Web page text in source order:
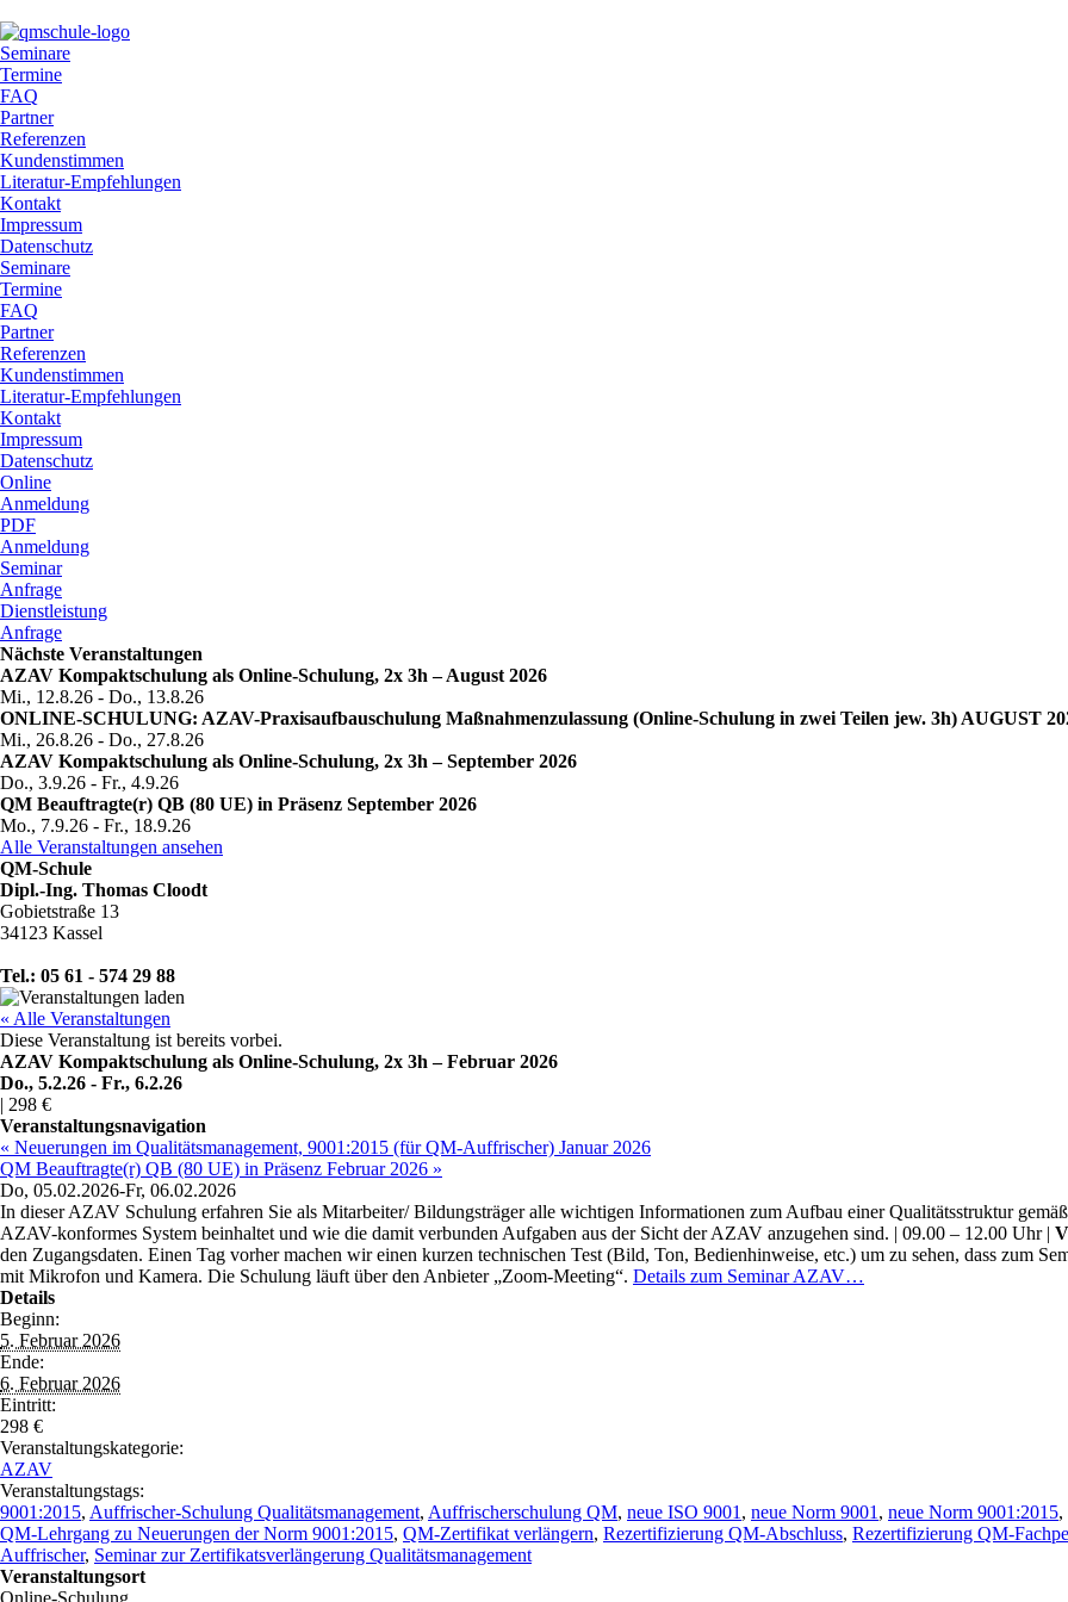
Seminare
Termine
FAQ
Partner
Referenzen
Kundenstimmen
Literatur-Empfehlungen
Kontakt
Impressum
Datenschutz
Seminare
Termine
FAQ
Partner
Referenzen
Kundenstimmen
Literatur-Empfehlungen
Kontakt
Impressum
Datenschutz
Online
Anmeldung
PDF
Anmeldung
Seminar
Anfrage
Dienstleistung
Anfrage
Nächste Veranstaltungen
AZAV Kompaktschulung als Online-Schulung, 2x 3h – August 2026
Mi., 12.8.26 - Do., 13.8.26
ONLINE-SCHULUNG: AZAV-Praxisaufbauschulung Maßnahmenzulassung (Online-Schulung in zwei Teilen jew. 3h) AUGUST
Mi., 26.8.26 - Do., 27.8.26
AZAV Kompaktschulung als Online-Schulung, 2x 3h – September 2026
Do., 3.9.26 - Fr., 4.9.26
QM Beauftragte(r) QB (80 UE) in Präsenz September 2026
Mo., 7.9.26 - Fr., 18.9.26
Alle Veranstaltungen ansehen
QM-Schule
Dipl.-Ing. Thomas Cloodt
Gobietstraße 13
34123 Kassel
Tel.: 05 61 - 574 29 88
« Alle Veranstaltungen
Diese Veranstaltung ist bereits vorbei.
AZAV Kompaktschulung als Online-Schulung, 2x 3h – Februar 2026
Do., 5.2.26 - Fr., 6.2.26
| 298 €
Veranstaltungsnavigation
« Neuerungen im Qualitätsmanagement, 9001:2015 (für QM-Auffrischer) Januar 2026
QM Beauftragte(r) QB (80 UE) in Präsenz Februar 2026 »
Do, 05.02.2026-Fr, 06.02.2026
In dieser AZAV Schulung erfahren Sie als Mitarbeiter/ Bildungsträger alle wichtigen Informationen zum Aufbau einer Qualitätsstruktur
AZAV-konformes System beinhaltet und wie die damit verbunden Aufgaben aus der Sicht der AZAV anzugehen sind. | 09.00 – 12.00 Uhr |
den Zugangsdaten. Einen Tag vorher machen wir einen kurzen technischen Test (Bild, Ton, Bedienhinweise, etc.) um zu sehen, dass zum
mit Mikrofon und Kamera. Die Schulung läuft über den Anbieter „Zoom-Meeting“. Details zum Seminar AZAV…
Details
Beginn:
5. Februar 2026
Ende:
6. Februar 2026
Eintritt:
298 €
Veranstaltungskategorie:
AZAV
Veranstaltungstags:
9001:2015, Auffrischer-Schulung Qualitätsmanagement, Auffrischerschulung QM, neue ISO 9001 , neue Norm 9001 , neue Norm 9001:2015,
QM-Lehrgang zu Neuerungen der Norm 9001:2015, QM-Zertifikat verlängern, Rezertifizierung QM-Abschluss, Rezertifizierung QM-
Auffrischer, Seminar zur Zertifikatsverlängerung Qualitätsmanagement
Veranstaltungsort
Online-Schulung